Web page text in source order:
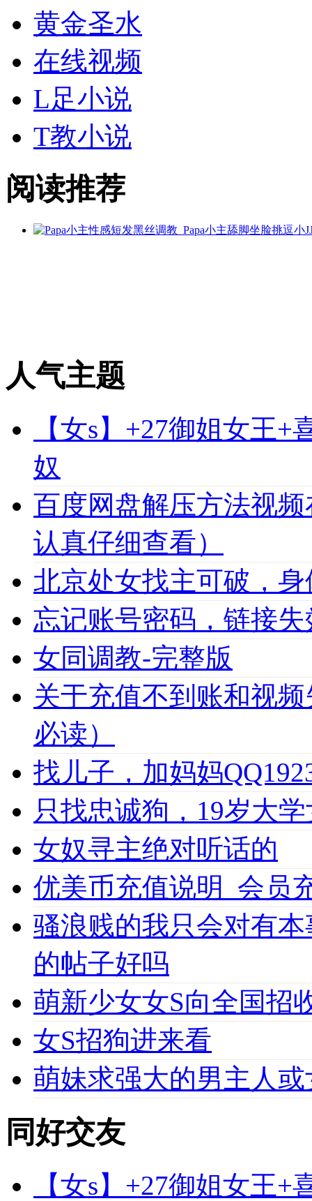
黄金圣水
在线视频
L足小说
T教小说
阅读推荐
人气主题
【女s】+27御姐女王
奴
百度网盘解压方法视
认真仔细查看）
北京处女找主可破，
忘记账号密码，链接
女同调教-完整版
关于充值不到账和视
必读）
找儿子，加妈妈
只找忠诚狗，19岁大
女奴寻主绝对听话的
优美币充值说明_会员
骚浪贱的我只会对有
的帖子好吗
萌新少女女S向全国招
女S招狗进来看
萌妹求强大的男主人
同好交友
【女s】+27御姐女王